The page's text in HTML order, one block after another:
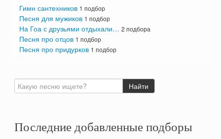
Гимн сантехников 1 подбор
Песня для мужиков 1 подбор
На Гоа с друзьями отдыхали… 2 подбора
Песня про отцов 1 подбор
Песня про придурков 1 подбор
Последние добавленные подборы